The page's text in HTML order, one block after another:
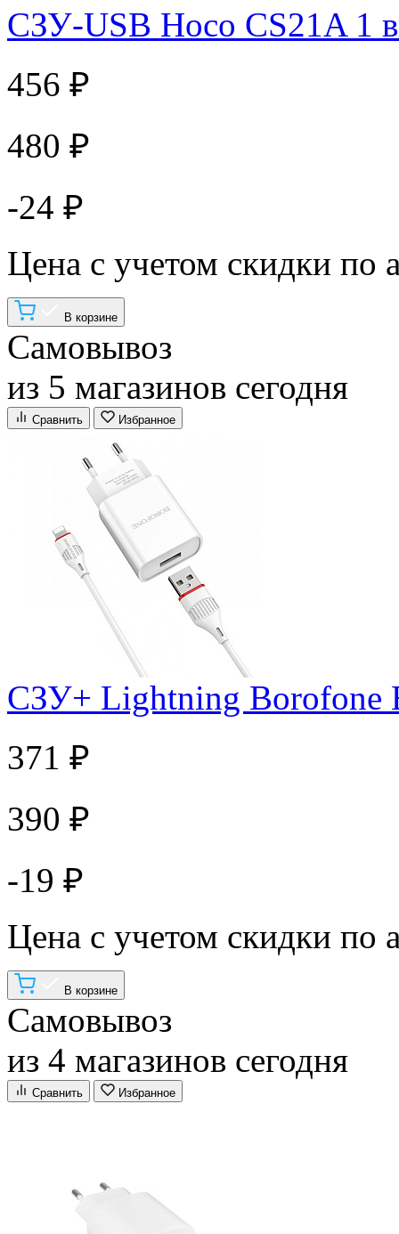
СЗУ-USB Hoco CS21A 1
456 ₽
480 ₽
-24 ₽
Цена с учетом скидки по
В корзине
Самовывоз
из 5 магазинов сегодня
Сравнить Избранное
СЗУ+ Lightning Borofone
371 ₽
390 ₽
-19 ₽
Цена с учетом скидки по
В корзине
Самовывоз
из 4 магазинов сегодня
Сравнить Избранное